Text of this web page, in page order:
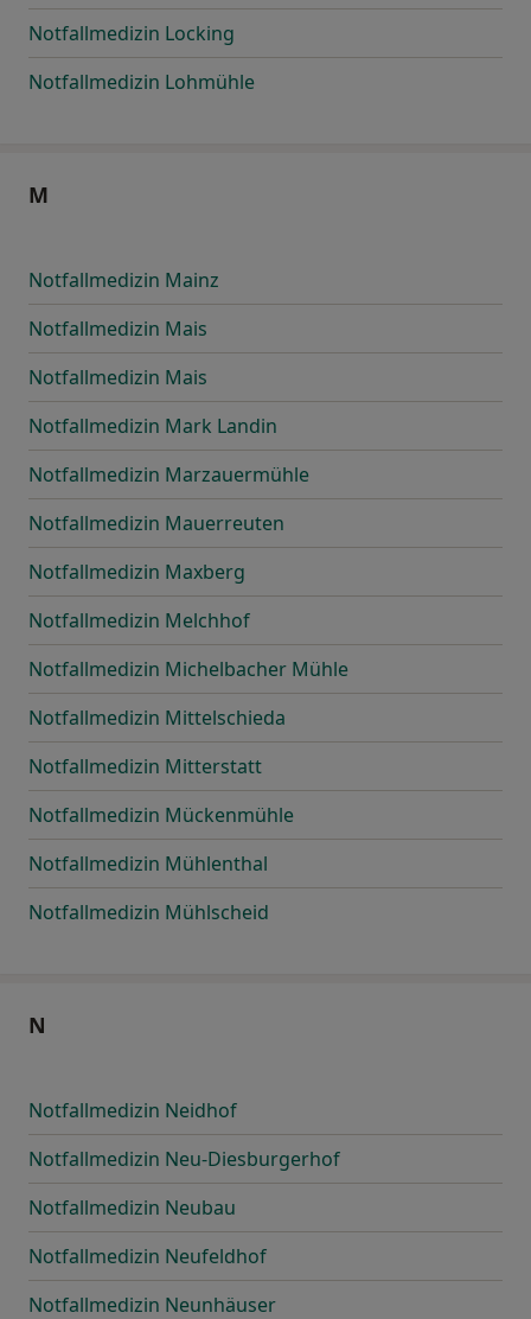
Notfallmedizin Locking
Notfallmedizin Lohmühle
M
Notfallmedizin Mainz
Notfallmedizin Mais
Notfallmedizin Mais
Notfallmedizin Mark Landin
Notfallmedizin Marzauermühle
Notfallmedizin Mauerreuten
Notfallmedizin Maxberg
Notfallmedizin Melchhof
Notfallmedizin Michelbacher Mühle
Notfallmedizin Mittelschieda
Notfallmedizin Mitterstatt
Notfallmedizin Mückenmühle
Notfallmedizin Mühlenthal
Notfallmedizin Mühlscheid
N
Notfallmedizin Neidhof
Notfallmedizin Neu-Diesburgerhof
Notfallmedizin Neubau
Notfallmedizin Neufeldhof
Notfallmedizin Neunhäuser